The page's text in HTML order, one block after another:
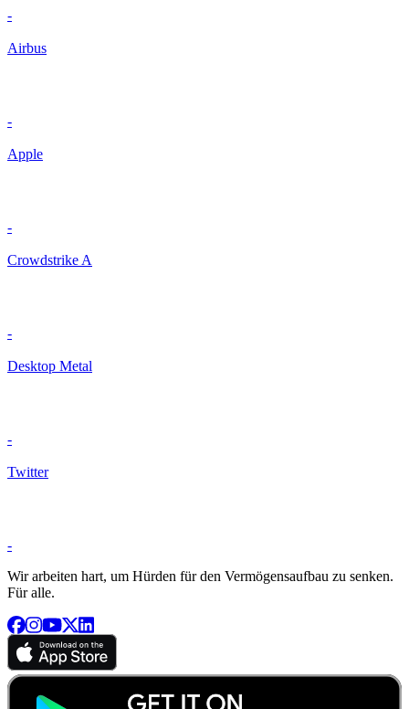
-
Airbus
-
Apple
-
Crowdstrike A
-
Desktop Metal
-
Twitter
-
Wir arbeiten hart, um Hürden für den Vermögensaufbau zu senken.
Für alle.